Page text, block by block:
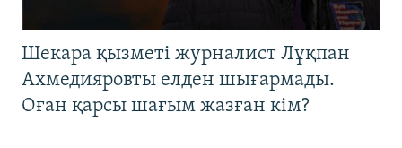
Шекара қызметі журналист Лұқпан
Ахмедияровты елден шығармады.
Оған қарсы шағым жазған кім?